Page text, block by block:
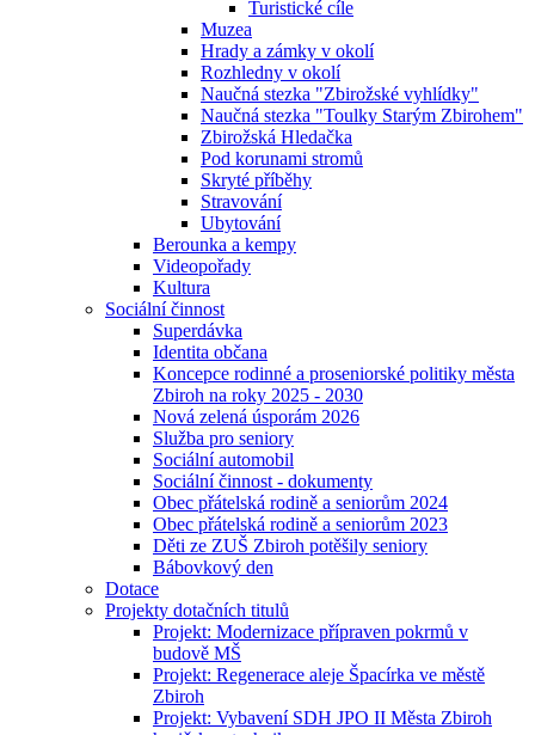
Turistické cíle
Muzea
Hrady a zámky v okolí
Rozhledny v okolí
Naučná stezka "Zbirožské vyhlídky"
Naučná stezka "Toulky Starým Zbirohem"
Zbirožská Hledačka
Pod korunami stromů
Skryté příběhy
Stravování
Ubytování
Berounka a kempy
Videopořady
Kultura
Sociální činnost
Superdávka
Identita občana
Koncepce rodinné a proseniorské politiky města
Zbiroh na roky 2025 - 2030
Nová zelená úsporám 2026
Služba pro seniory
Sociální automobil
Sociální činnost - dokumenty
Obec přátelská rodině a seniorům 2024
Obec přátelská rodině a seniorům 2023
Děti ze ZUŠ Zbiroh potěšily seniory
Bábovkový den
Dotace
Projekty dotačních titulů
Projekt: Modernizace přípraven pokrmů v
budově MŠ
Projekt: Regenerace aleje Špacírka ve městě
Zbiroh
Projekt: Vybavení SDH JPO II Města Zbiroh